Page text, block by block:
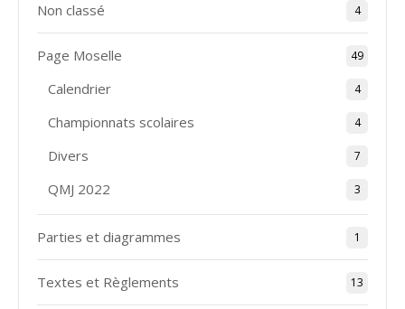
Non classé 4
Page Moselle 49
Calendrier 4
Championnats scolaires 4
Divers 7
QMJ 2022 3
Parties et diagrammes 1
Textes et Règlements 13